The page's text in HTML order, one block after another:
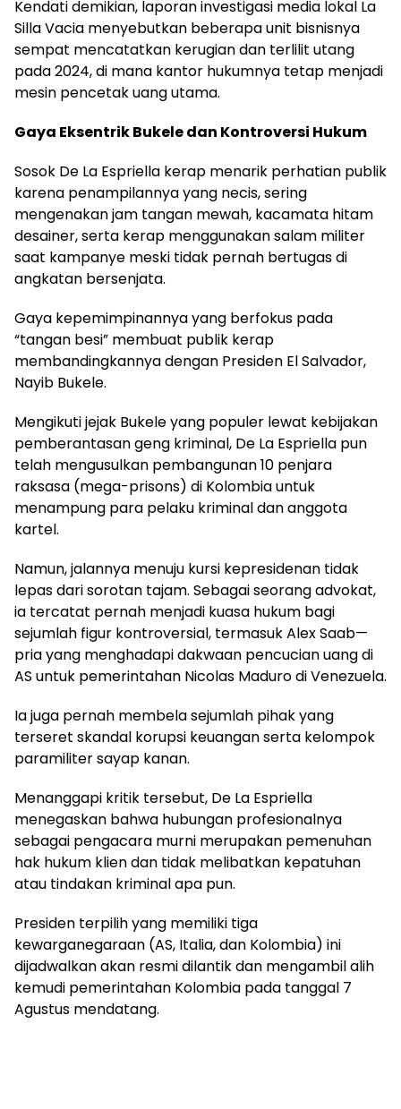
Kendati demikian, laporan investigasi media lokal La
Silla Vacia menyebutkan beberapa unit bisnisnya
sempat mencatatkan kerugian dan terlilit utang
pada 2024, di mana kantor hukumnya tetap menjadi
mesin pencetak uang utama.
Gaya Eksentrik Bukele dan Kontroversi Hukum
Sosok De La Espriella kerap menarik perhatian publik
karena penampilannya yang necis, sering
mengenakan jam tangan mewah, kacamata hitam
desainer, serta kerap menggunakan salam militer
saat kampanye meski tidak pernah bertugas di
angkatan bersenjata.
Gaya kepemimpinannya yang berfokus pada
“tangan besi” membuat publik kerap
membandingkannya dengan Presiden El Salvador,
Nayib Bukele.
Mengikuti jejak Bukele yang populer lewat kebijakan
pemberantasan geng kriminal, De La Espriella pun
telah mengusulkan pembangunan 10 penjara
raksasa (mega-prisons) di Kolombia untuk
menampung para pelaku kriminal dan anggota
kartel.
Namun, jalannya menuju kursi kepresidenan tidak
lepas dari sorotan tajam. Sebagai seorang advokat,
ia tercatat pernah menjadi kuasa hukum bagi
sejumlah figur kontroversial, termasuk Alex Saab—
pria yang menghadapi dakwaan pencucian uang di
AS untuk pemerintahan Nicolas Maduro di Venezuela.
Ia juga pernah membela sejumlah pihak yang
terseret skandal korupsi keuangan serta kelompok
paramiliter sayap kanan.
Menanggapi kritik tersebut, De La Espriella
menegaskan bahwa hubungan profesionalnya
sebagai pengacara murni merupakan pemenuhan
hak hukum klien dan tidak melibatkan kepatuhan
atau tindakan kriminal apa pun.
Presiden terpilih yang memiliki tiga
kewarganegaraan (AS, Italia, dan Kolombia) ini
dijadwalkan akan resmi dilantik dan mengambil alih
kemudi pemerintahan Kolombia pada tanggal 7
Agustus mendatang.